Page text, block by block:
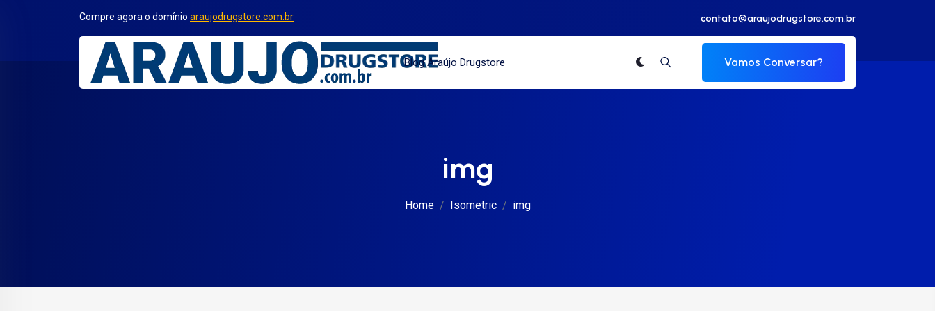
Compre agora o domínio araujodrugstore.com.br contato@araujodrugstore.com.br
Blog Araújo Drugstore Vamos Conversar?
img
Home Isometric img